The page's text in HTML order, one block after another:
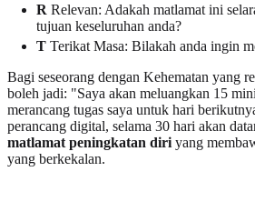
R Relevan: Adakah matlamat ini
tujuan keseluruhan anda?
T Terikat Masa: Bilakah anda ingin
Bagi seseorang dengan Kehematan yang
boleh jadi: "Saya akan meluangkan 15
merancang tugas saya untuk hari
perancang digital, selama 30 hari akan
matlamat peningkatan diri yang
yang berkekalan.